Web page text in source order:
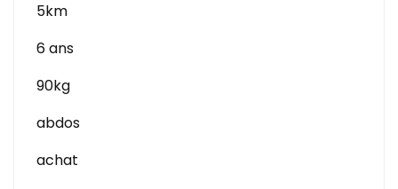
5km
6 ans
90kg
abdos
achat